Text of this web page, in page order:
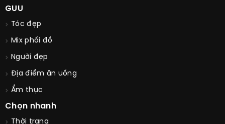
GUU
Tóc đẹp
Mix phối đồ
Người đẹp
Địa điểm ăn uống
Ẩm thực
Chọn nhanh
Thời trang